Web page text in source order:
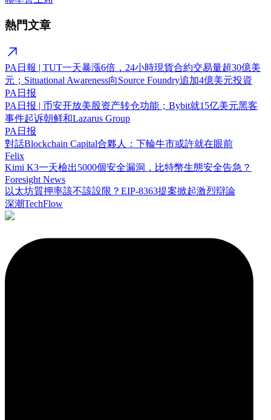
熱門文章
PA日報 | TUT一天暴漲6倍，24小時現貨合約交易量超30億美
元；Situational Awareness向Source Foundry追加4億美元投資
PA日报
PA日报 | 币安开放美股资产转仓功能；Bybit就15亿美元黑客
事件起诉朝鲜和Lazarus Group
PA日报
對話Blockchain Capital合夥人：下輪牛市或許就在眼前
Felix
Kimi K3一天檢出5000個安全漏洞，比特幣生態安全告急？
Foresight News
以太坊質押率該不該設限？EIP-8363提案掀起激烈辯論
深潮TechFlow